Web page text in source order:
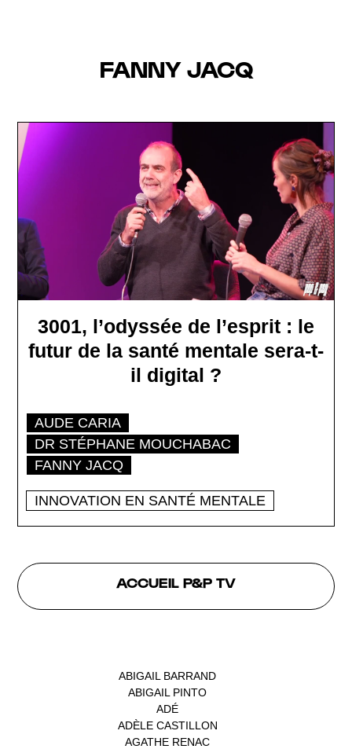
FANNY JACQ
3001, l’odyssée de l’esprit : le
futur de la santé mentale sera-t-
il digital ?
AUDE CARIA
DR STÉPHANE MOUCHABAC
FANNY JACQ
INNOVATION EN SANTÉ MENTALE
ACCUEIL P&P TV
ABIGAIL BARRAND
ABIGAIL PINTO
ADÉ
ADÈLE CASTILLON
AGATHE RENAC